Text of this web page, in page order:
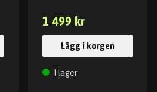
1 499 kr
Lägg i korgen
I lager